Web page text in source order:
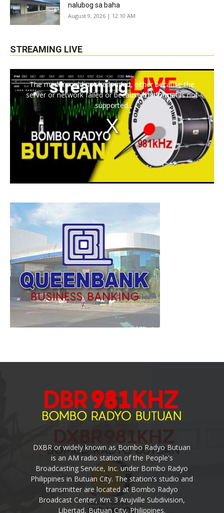
nalubog sa baha
August 9, 2026 | 12:10 AM
STREAMING LIVE
The media could not be loaded, either because the
server or network failed or because the format is not
supported.
DXBR or widely known as Bombo Radyo Butuan
is an AM radio station of the People's
Broadcasting Service, Inc. under Bombo Radyo
Philippines in Butuan City. The station's studio and
transmitter are located at Bombo Radyo
Broadcast Center, Km. 3 Arujville Subdivision,
Libertad, Butuan City, Philippines.